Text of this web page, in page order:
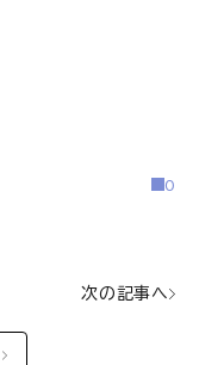
0
次の記事へ